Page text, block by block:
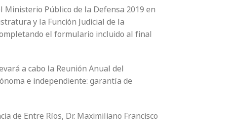
Público de la Defensa 2019 en
y la Función Judicial de la
el formulario incluido al final
a cabo la Reunión Anual del
e independiente: garantía de
de Entre Ríos, Dr. Maximiliano Francisco